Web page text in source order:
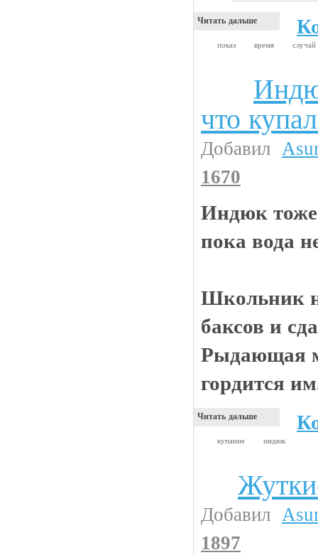
Читать дальше
показ время случай
что
Добавил
1670
Индюк тоже
пока вода
Школьник
баксов и
Рыдающая
гордится
Читать дальше
купание индюк
Добавил
1897